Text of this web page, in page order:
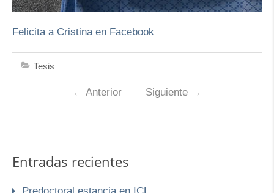
Felicita a Cristina en Facebook
Tesis
← Anterior Siguiente →
Entradas recientes